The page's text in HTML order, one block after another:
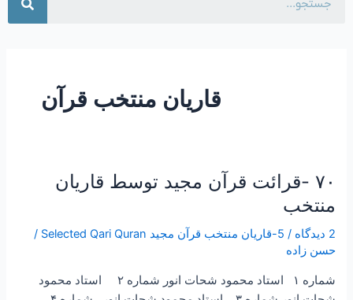
قاریان منتخب قرآن
۷۰ -قرائت قرآن مجید توسط قاریان
منتخب
2 دیدگاه / 5-قاریان منتخب قرآن مجید Selected Qari Quran
/
حسن زاده
شماره ۱ استاد محمود شحات انور شماره ۲ استاد محمود
۷۰
قرآن
مجید
توسط
قاریان
منتخب